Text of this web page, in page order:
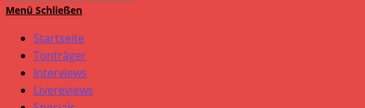
this
Menü Schließen
Startseite
Tonträger
Interviews
Livereviews